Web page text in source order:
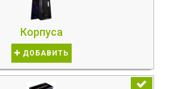
Корпуса
ДОБАВИТЬ